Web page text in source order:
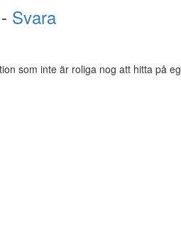
Svara
som inte är roliga nog att hitta på